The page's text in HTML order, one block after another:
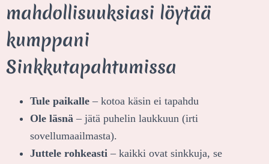
mahdollisuuksiasi löytää
kumppani
Sinkkutapahtumissa
Tule paikalle – kotoa käsin ei tapahdu
Ole läsnä – jätä puhelin laukkuun (irti
sovellumaailmasta).
Juttele rohkeasti – kaikki ovat sinkkuja, se